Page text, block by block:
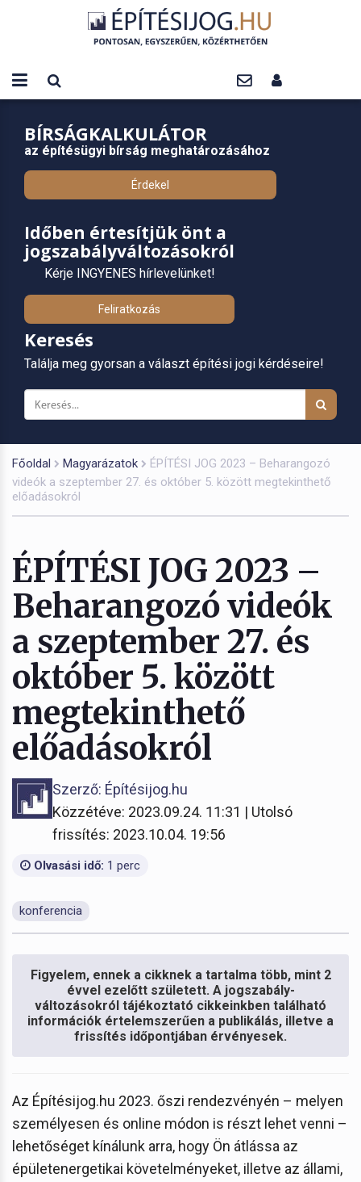
BÍRSÁGKALKULÁTOR
az építésügyi bírság meghatározásához
Érdekel
Időben értesítjük önt a
jogszabályváltozásokról
Kérje INGYENES hírlevelünket!
Feliratkozás
Keresés
Találja meg gyorsan a választ építési jogi kérdéseire!
Főoldal Magyarázatok
ÉPÍTÉSI JOG 2023 – Beharangozó
videók a szeptember 27. és október 5. között megtekinthető
előadásokról
ÉPÍTÉSI JOG 2023 –
Beharangozó videók
a szeptember 27. és
október 5. között
megtekinthető
előadásokról
Szerző: Építésijog.hu
Közzétéve: 2023.09.24. 11:31 | Utolsó
frissítés: 2023.10.04. 19:56
Olvasási idő: 1 perc
konferencia
Figyelem, ennek a cikknek a tartalma több, mint 2
évvel ezelőtt született. A jogszabály-
változásokról tájékoztató cikkeinkben található
információk értelemszerűen a publikálás, illetve a
frissítés időpontjában érvényesek.
Az Építésijog.hu 2023. őszi rendezvényén – melyen
személyesen és online módon is részt lehet venni –
lehetőséget kínálunk arra, hogy Ön átlássa az
épületenergetikai követelményeket, illetve az állami,